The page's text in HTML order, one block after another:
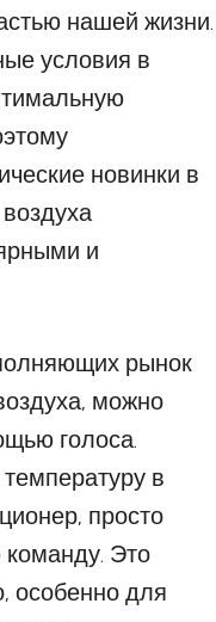
нашей жизни.
условия в
новинки в
и
рынок
можно
голоса.
в
просто
Это
особенно для